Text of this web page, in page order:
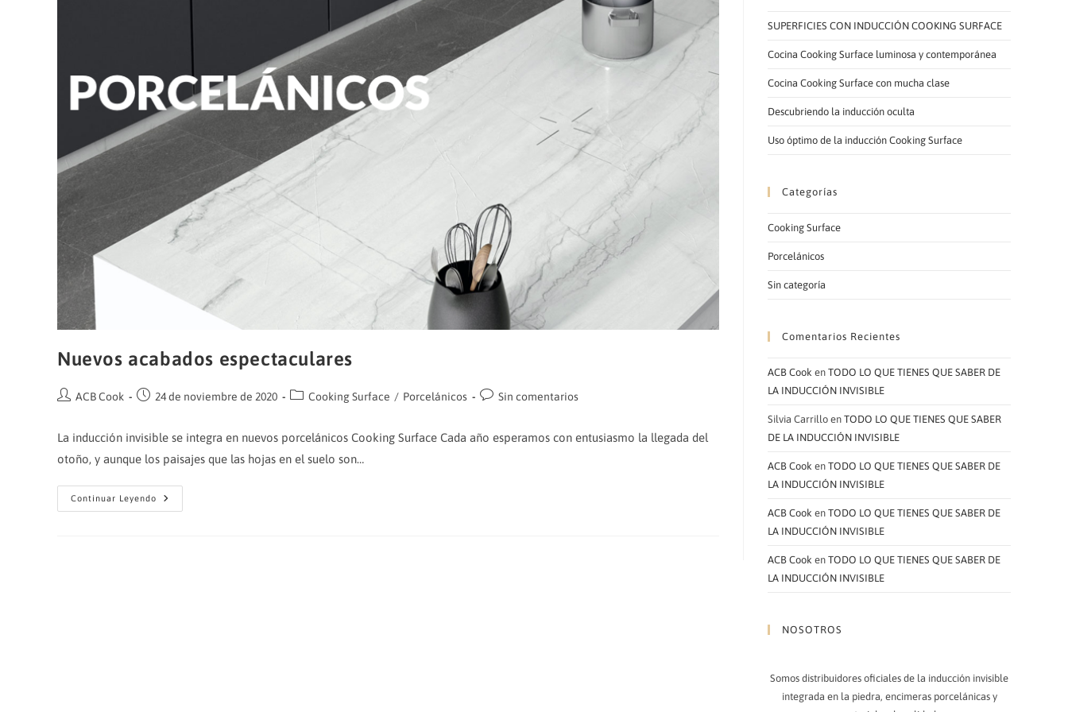
LA
Nuevos acabados espectaculares
Autor
entrada:
ACB Cook
Publicación
entrada:
24 de noviembre de 2020
Categoría
entrada:
Cooking Surface / Porcelánicos
Comentarios
entrada:
Sin comentarios
La inducción invisible se integra en nuevos porcelánicos Cooking Surface Cada año esperamos con entusiasmo la llegada del
otoño, y aunque los paisajes que las hojas en el suelo son…
Continuar Leyendo
Nuevos
Acabados
SUPERFICIES CON INDUCCIÓN COOKING SURFACE
Cocina Cooking Surface luminosa y contemporánea
Cocina Cooking Surface con mucha clase
Descubriendo la inducción oculta
Uso óptimo de la inducción Cooking Surface
Categorías
Cooking Surface
Porcelánicos
Sin categoría
Comentarios Recientes
ACB Cook en TODO LO QUE TIENES QUE SABER DE
LA INDUCCIÓN INVISIBLE
Silvia Carrillo en TODO LO QUE TIENES QUE SABER
DE LA INDUCCIÓN INVISIBLE
ACB Cook en TODO LO QUE TIENES QUE SABER DE
LA INDUCCIÓN INVISIBLE
ACB Cook en TODO LO QUE TIENES QUE SABER DE
LA INDUCCIÓN INVISIBLE
ACB Cook en TODO LO QUE TIENES QUE SABER DE
LA INDUCCIÓN INVISIBLE
NOSOTROS
Somos distribuidores oficiales de la inducción invisible
integrada en la piedra, encimeras porcelánicas y